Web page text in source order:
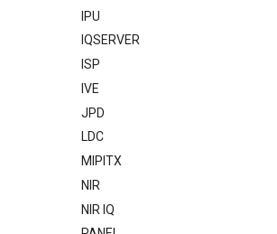
IPU
IQSERVER
ISP
IVE
JPD
LDC
MIPITX
NIR
NIR IQ